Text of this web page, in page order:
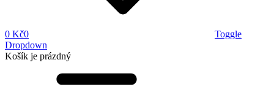
0 Kč0
Toggle
Dropdown
Košík je prázdný